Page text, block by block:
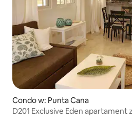
Condo w: Punta Cana
D201 Exclusive Eden apartament